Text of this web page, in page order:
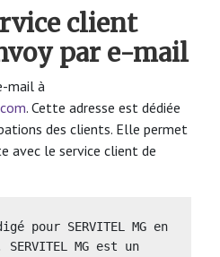
client
par e-mail
mail à
. Cette adresse est dédiée
des clients. Elle permet
avec le service client de
pour SERVITEL MG en
MG est un